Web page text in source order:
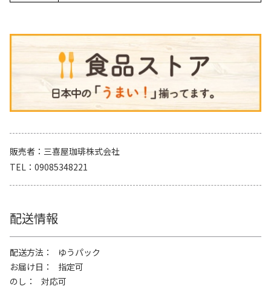
販売者
三喜屋珈琲株式会社
TEL
09085348221
配送情報
配送方法
ゆうパック
お届け日
指定可
のし
対応可